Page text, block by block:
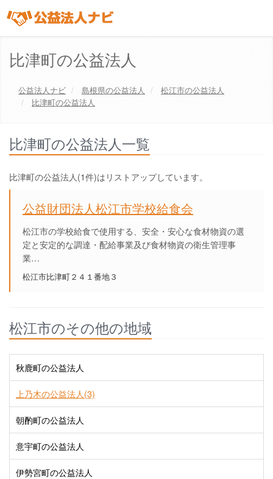
比津町の公益法人
公益法人ナビ 島根県の公益法人 松江市の公益法人
比津町の公益法人
比津町の公益法人一覧
比津町の公益法人(1件)はリストアップしています。
公益財団法人松江市学校給食会
松江市の学校給食で使用する、安全・安心な食材物資の選
定と安定的な調達・配給事業及び食材物資の衛生管理事
業…
松江市比津町２４１番地３
松江市のその他の地域
秋鹿町の公益法人
上乃木の公益法人(3)
朝酌町の公益法人
意宇町の公益法人
伊勢宮町の公益法人